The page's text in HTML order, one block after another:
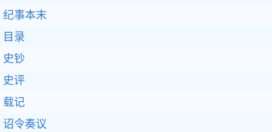
纪事本末
目录
史钞
史评
载记
诏令奏议